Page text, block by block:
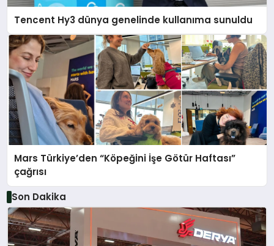
Tencent Hy3 dünya genelinde kullanıma sunuldu
Mars Türkiye’den “Köpeğini İşe Götür Haftası”
çağrısı
Son Dakika